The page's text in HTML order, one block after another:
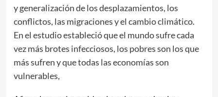
y generalización de los desplazamientos, los
conflictos, las migraciones y el cambio climático.
En el estudio estableció que el mundo sufre cada
vez más brotes infecciosos, los pobres son los que
más sufren y que todas las economías son
vulnerables,